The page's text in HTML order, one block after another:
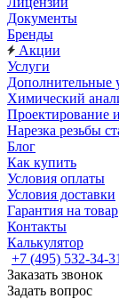
Документы
Бренды
Акции
Услуги
Дополнительные
Химический
Проектирование
Нарезка резьбы
Блог
Как купить
Условия оплаты
Условия доставки
Гарантия на товар
Контакты
Калькулятор
+7 (495) 532‑34‑31
Заказать звонок
Задать вопрос